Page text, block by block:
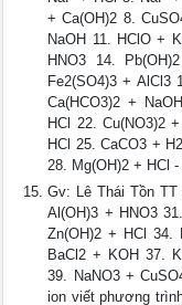
+ Ca(OH)2 8.
NaOH 11. HClO +
HNO3 14.
Fe2(SO4)3 + AlCl3
Ca(HCO3)2 +
HCl 22. Cu(NO3)2
HCl 25. CaCO3 +
28. Mg(OH)2 + HCl -
Gv: Lê Thái Tồn
Al(OH)3 + HNO3
Zn(OH)2 + HCl 34.
BaCl2 + KOH 37.
39. NaNO3 +
ion viết phương